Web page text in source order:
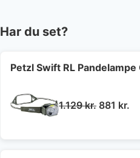
Har du set?
Petzl Swift RL
1.129kr. Den
881 kr.